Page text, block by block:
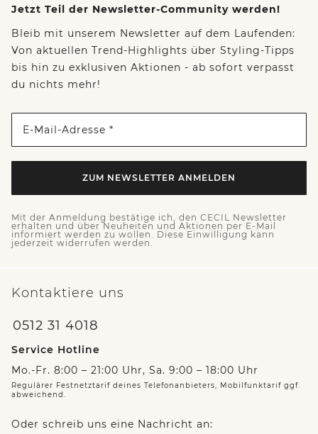
Jetzt Teil der Newsletter-Community werden!
Bleib mit unserem Newsletter auf dem Laufenden:
Von aktuellen Trend-Highlights über Styling-Tipps
bis hin zu exklusiven Aktionen - ab sofort verpasst
du nichts mehr!
E-Mail-Adresse *
ZUM NEWSLETTER ANMELDEN
Mit der Anmeldung bestätige ich, den CECIL Newsletter
erhalten und über Neuheiten und Aktionen per E-Mail
informiert werden zu wollen. Diese Einwilligung kann
jederzeit widerrufen werden.
Kontaktiere uns
0512 31 4018
Service Hotline
Mo.-Fr. 8:00 – 21:00 Uhr, Sa. 9:00 – 18:00 Uhr
Regulärer Festnetztarif deines Telefonanbieters, Mobilfunktarif ggf.
abweichend.
Oder schreib uns eine Nachricht an: